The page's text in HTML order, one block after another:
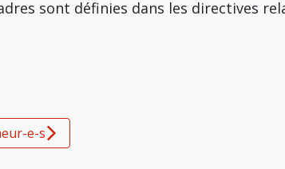
sont définies dans les directives
e-s